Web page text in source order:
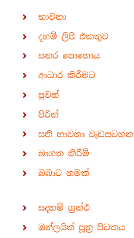
භාවනා
දහම් ලිපි එකතුව
සතර පොහොය
ආධාර කිරීමට
පුවත්
පිරිත්
සති භාවනා වැඩසටහන
බාගත කිරීම්
බබාට නමක්
සදහම් ග්‍රන්ථ
ඔන්ලයින් සූත්‍ර පිටකය